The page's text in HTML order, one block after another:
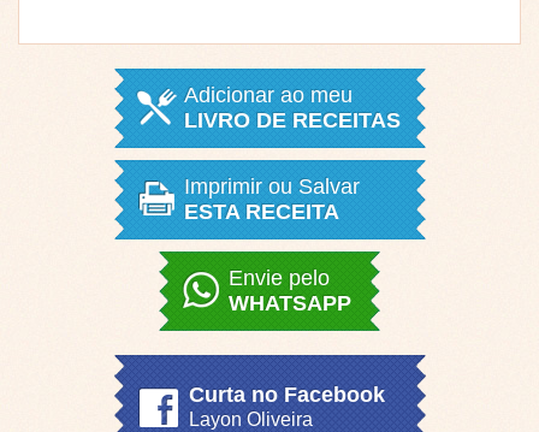
Adicionar ao meu
LIVRO DE RECEITAS
Imprimir ou Salvar
ESTA RECEITA
Envie pelo
WHATSAPP
Curta no Facebook
Layon Oliveira